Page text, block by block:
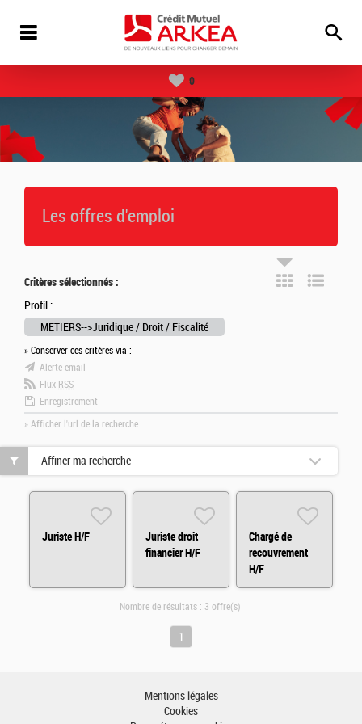
0
Les offres d'emploi
Critères sélectionnés :
Profil :
METIERS-->Juridique / Droit / Fiscalité
» Conserver ces critères via :
Alerte email
Flux RSS
Enregistrement
» Afficher l'url de la recherche
Juriste H/F
Juriste droit
financier H/F
Chargé de
recouvrement
H/F
Affiner ma recherche
Nombre de résultats : 3 offre(s)
1
Mentions légales
Cookies